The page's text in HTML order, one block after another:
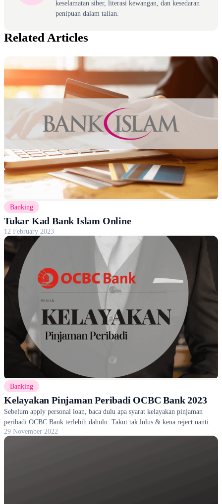
keselamatan siber, literasi kewangan, dan kesedaran
penipuan dalam talian.
Related Articles
Banking
Tukar Kad Bank Islam Online
12 February 2023
Banking
Kelayakan Pinjaman Peribadi OCBC Bank 2023
Sebelum apply personal loan, baca dulu apa syarat kelayakan pinjaman
peribadi OCBC Bank terlebih dahulu. Takut tak lulus & kena reject nanti.
29 November 2022